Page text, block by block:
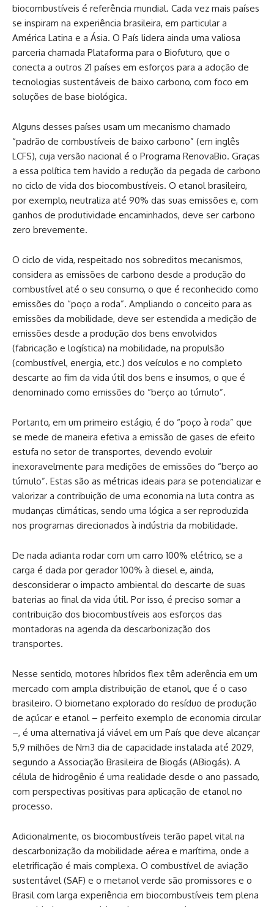
biocombustíveis é referência mundial. Cada vez mais países
se inspiram na experiência brasileira, em particular a
América Latina e a Ásia. O País lidera ainda uma valiosa
parceria chamada Plataforma para o Biofuturo, que o
conecta a outros 21 países em esforços para a adoção de
tecnologias sustentáveis de baixo carbono, com foco em
soluções de base biológica.
Alguns desses países usam um mecanismo chamado
“padrão de combustíveis de baixo carbono” (em inglês
LCFS), cuja versão nacional é o Programa RenovaBio. Graças
a essa política tem havido a redução da pegada de carbono
no ciclo de vida dos biocombustíveis. O etanol brasileiro,
por exemplo, neutraliza até 90% das suas emissões e, com
ganhos de produtividade encaminhados, deve ser carbono
zero brevemente.
O ciclo de vida, respeitado nos sobreditos mecanismos,
considera as emissões de carbono desde a produção do
combustível até o seu consumo, o que é reconhecido como
emissões do “poço a roda”. Ampliando o conceito para as
emissões da mobilidade, deve ser estendida a medição de
emissões desde a produção dos bens envolvidos
(fabricação e logística) na mobilidade, na propulsão
(combustível, energia, etc.) dos veículos e no completo
descarte ao fim da vida útil dos bens e insumos, o que é
denominado como emissões do “berço ao túmulo”.
Portanto, em um primeiro estágio, é do “poço à roda” que
se mede de maneira efetiva a emissão de gases de efeito
estufa no setor de transportes, devendo evoluir
inexoravelmente para medições de emissões do “berço ao
túmulo”. Estas são as métricas ideais para se potencializar e
valorizar a contribuição de uma economia na luta contra as
mudanças climáticas, sendo uma lógica a ser reproduzida
nos programas direcionados à indústria da mobilidade.
De nada adianta rodar com um carro 100% elétrico, se a
carga é dada por gerador 100% à diesel e, ainda,
desconsiderar o impacto ambiental do descarte de suas
baterias ao final da vida útil. Por isso, é preciso somar a
contribuição dos biocombustíveis aos esforços das
montadoras na agenda da descarbonização dos
transportes.
Nesse sentido, motores híbridos flex têm aderência em um
mercado com ampla distribuição de etanol, que é o caso
brasileiro. O biometano explorado do resíduo de produção
de açúcar e etanol – perfeito exemplo de economia circular
–, é uma alternativa já viável em um País que deve alcançar
5,9 milhões de Nm3 dia de capacidade instalada até 2029,
segundo a Associação Brasileira de Biogás (ABiogás). A
célula de hidrogênio é uma realidade desde o ano passado,
com perspectivas positivas para aplicação de etanol no
processo.
Adicionalmente, os biocombustíveis terão papel vital na
descarbonização da mobilidade aérea e marítima, onde a
eletrificação é mais complexa. O combustível de aviação
sustentável (SAF) e o metanol verde são promissores e o
Brasil com larga experiência em biocombustíveis tem plena